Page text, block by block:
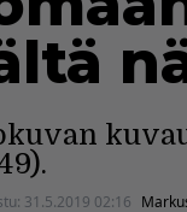
31.5.2019 02:16